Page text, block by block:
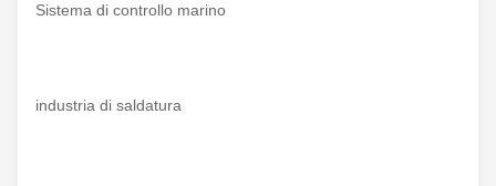
Sistema di controllo marino
industria di saldatura